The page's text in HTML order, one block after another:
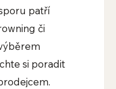
patří
či
si poradit